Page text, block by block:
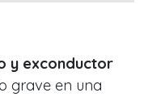
y exconductor
grave en una